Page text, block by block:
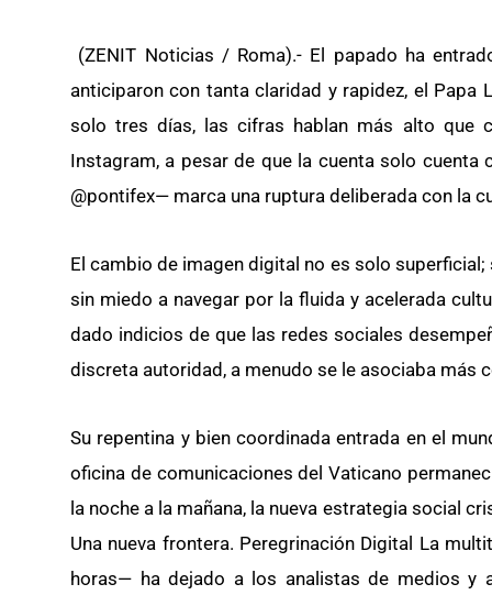
(ZENIT Noticias / Roma).- El papado ha
anticiparon con tanta claridad y rapidez, el Papa
solo tres días, las cifras hablan más alto que
Instagram, a pesar de que la cuenta solo
@pontifex— marca una ruptura deliberada con la
El cambio de imagen digital no es solo
sin miedo a navegar por la fluida y acelerada
dado indicios de que las redes sociales
discreta autoridad, a menudo se le asociaba
Su repentina y bien coordinada entrada en el
oficina de comunicaciones del Vaticano
la noche a la mañana, la nueva estrategia social
Una nueva frontera. Peregrinación Digital La
horas— ha dejado a los analistas de medios y